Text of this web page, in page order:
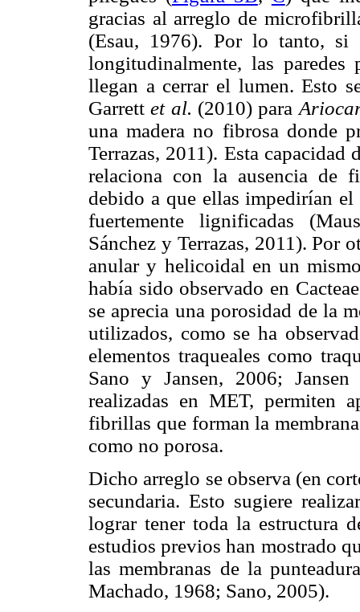
gracias al arreglo de
(Esau, 1976). Por lo tanto, si
longitudinalmente, las
llegan a cerrar el lumen. Esto
Garrettet al. (2010) para
una madera no fibrosa donde
Terrazas, 2011). Esta
relaciona con la ausencia de
debido a que ellas impedirían
fuertemente lignificadas
Sánchez y Terrazas, 2011). Por
anular y helicoidal en un
había sido observado en
se aprecia una porosidad de la
utilizados, como se ha
elementos traqueales como
Sano y Jansen, 2006;
realizadas en MET, permiten
fibrillas que forman la
como no porosa.
Dicho arreglo se observa (en
secundaria. Esto sugiere
lograr tener toda la estructura
estudios previos han mostrado
las membranas de la
Machado, 1968; Sano, 2005).